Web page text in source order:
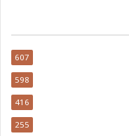
607
598
416
255